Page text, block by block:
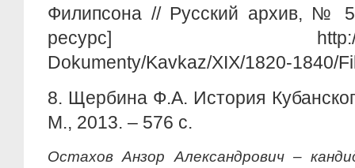
Филипсона // Русский архив, №
ресурс] http://
Dokumenty/Kavkaz/XIX/1820-1840/
8. Щербина Ф.А. История
М., 2013. – 576 c.
Остахов Анзор Александрович –